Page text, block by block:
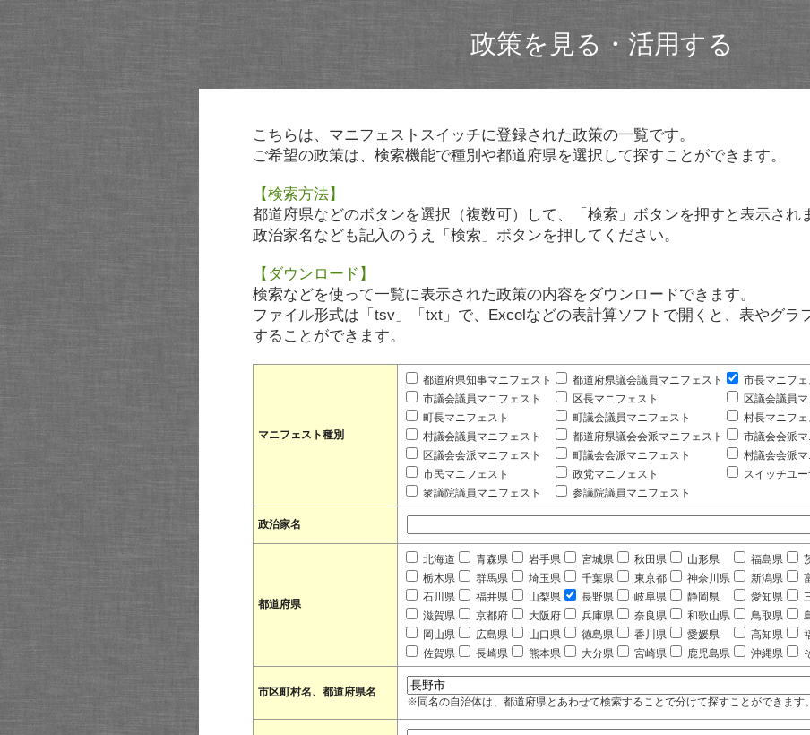
政策を見る・活用する
こちらは、マニフェストスイッチに登録された政策の一覧です。
ご希望の政策は、検索機能で種別や都道府県を選択して探すことができます。
【検索方法】
都道府県などのボタンを選択（複数可）して、「検索」ボタンを押すと表示され
政治家名なども記入のうえ「検索」ボタンを押してください。
【ダウンロード】
検索などを使って一覧に表示された政策の内容をダウンロードできます。
ファイル形式は「tsv」「txt」で、Excelなどの表計算ソフトで開くと、表やグラ
することができます。
マニフェスト種別
都道府県知事マニフェスト 都道府県議会議員マニフェスト
市長マニフェ
市議会議員マニフェスト
区長マニフェスト
区議会議員
町長マニフェスト
町議会議員マニフェスト
村長マニフェ
村議会議員マニフェスト
都道府県議会会派マニフェスト
市議会会派マ
区議会会派マニフェスト
町議会会派マニフェスト
村議会会派マ
市民マニフェスト
政党マニフェスト
スイッチユ
衆議院議員マニフェスト
参議院議員マニフェスト
政治家名
都道府県
北海道 青森県 岩手県 宮城県 秋田県 山形県 福島県
栃木県
群馬県 埼玉県 千葉県 東京都 神奈川県 新潟県
石川県
福井県 山梨県 長野県 岐阜県 静岡県 愛知県
滋賀県
京都府 大阪府 兵庫県 奈良県 和歌山県 鳥取県
岡山県
広島県 山口県 徳島県 香川県 愛媛県 高知県
佐賀県
長崎県 熊本県 大分県 宮崎県 鹿児島県 沖縄県
市区町村名、都道府県名
※同名の自治体は、都道府県とあわせて検索することで分けて探すことができます。